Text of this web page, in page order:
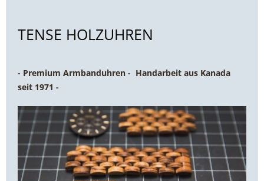
TENSE HOLZUHREN
- Premium Armbanduhren - Handarbeit aus Kanada
seit 1971 -